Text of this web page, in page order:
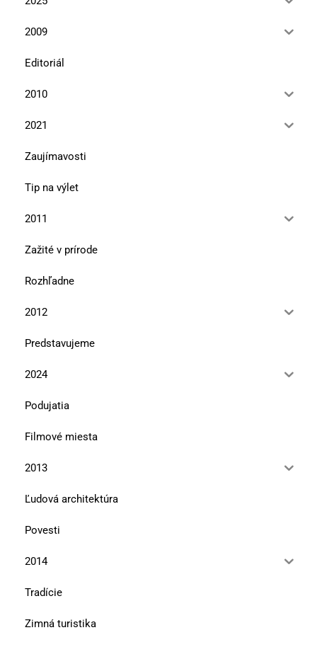
2009
Editoriál
2010
2021
Zaujímavosti
Tip na výlet
2011
Zažité v prírode
Rozhľadne
2012
Predstavujeme
2024
Podujatia
Filmové miesta
2013
Ľudová architektúra
Povesti
2014
Tradície
Zimná turistika